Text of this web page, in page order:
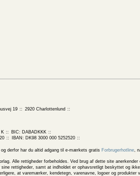
19
2920 Charlottenlund
K
BIC: DABADKKK
IBAN: DK98 3000 000 5252520
derfor har du altid adgang til e-mærkets gratis Forbrugerhotline,
Alle rettigheder forbeholdes. Ved brug af dette site
rettigheder, samt at indholdet er ophavsretligt beskyttet og
at varemærker, kendetegn, varenavne, logoer og